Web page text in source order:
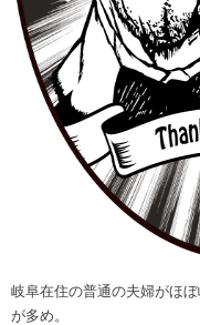
岐阜在住の普通の夫婦がほ
が多め。